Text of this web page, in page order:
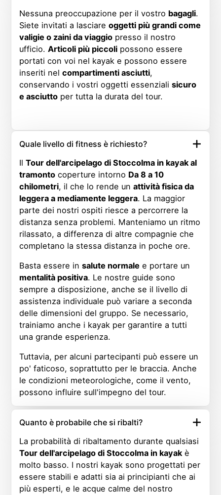
Nessuna preoccupazione per il vostro bagagli.
Siete invitati a lasciareoggetti più grandi come
valigie o zaini da viaggio presso il nostro
ufficio.Articoli più piccoli possono essere
portati con voi nel kayak e possono essere
inseriti nelcompartimenti asciutti,
conservando i vostri oggetti essenzialisicuro
e asciutto per tutta la durata del tour.
Quale livello di fitness è richiesto?
IlTour dell'arcipelago di Stoccolma in kayak al
tramonto coperture intorno Da 8 a 10
chilometri, il che lo rende unattività fisica da
leggera a mediamente leggera. La maggior
parte dei nostri ospiti riesce a percorrere la
distanza senza problemi. Manteniamo un ritmo
rilassato, a differenza di altre compagnie che
completano la stessa distanza in poche ore.
Basta essere insalute normale e portare un
mentalità positiva. Le nostre guide sono
sempre a disposizione, anche se il livello di
assistenza individuale può variare a seconda
delle dimensioni del gruppo. Se necessario,
trainiamo anche i kayak per garantire a tutti
una grande esperienza.
Tuttavia, per alcuni partecipanti può essere un
po' faticoso, soprattutto per le braccia. Anche
le condizioni meteorologiche, come il vento,
possono influire sull'impegno del tour.
Quanto è probabile che si ribalti?
La probabilità di ribaltamento durante qualsiasi
Tour dell'arcipelago di Stoccolma in kayakè
molto basso. I nostri kayak sono progettati per
essere stabili e adatti sia ai principianti che ai
più esperti, e le acque calme del nostro